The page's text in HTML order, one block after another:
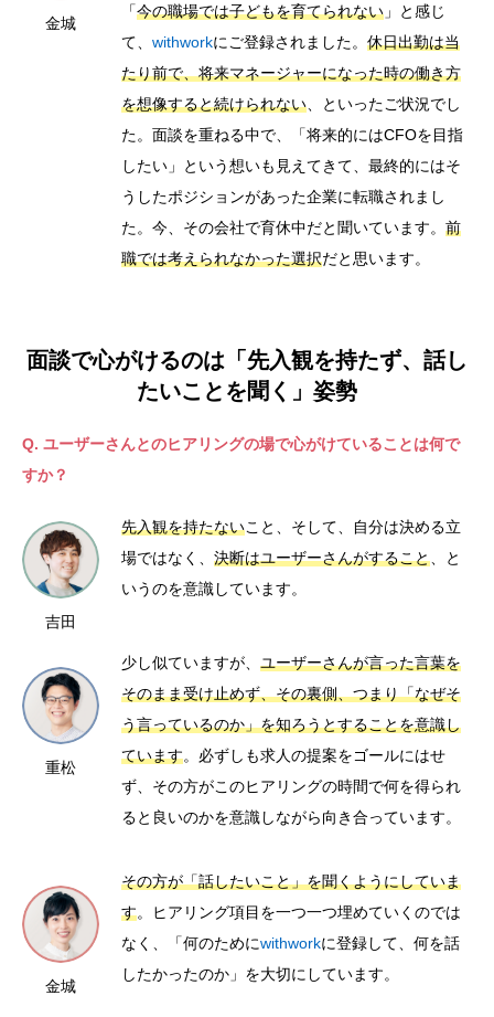
金城
「今の職場では子どもを育てられない 」と感じ
て、 withworkにご登録されました。 休日出勤は当
たり前で、将来マネージャーになった時の働き方
を想像すると続けられない 、といったご状況でし
た。面談を重ねる中で、「将来的にはCFOを目指
したい」という想いも見えてきて、最終的にはそ
うしたポジションがあった企業に転職されまし
た。今、その会社で育休中だと聞いています。 前
職では考えられなかった選択だと思います。
面談で心がけるのは「先入観を持たず、話し
たいことを聞く」姿勢
Q. ユーザーさんとのヒアリングの場で心がけていることは何で
すか？
吉田
先入観を持たないこと、そして、自分は決める立
場ではなく、 決断はユーザーさんがすること 、と
いうのを意識しています。
重松
少し似ていますが、 ユーザーさんが言った言葉を
そのまま受け止めず、その裏側、つまり「なぜそ
う言っているのか」を知ろうとすることを意識し
ています。必ずしも求人の提案をゴールにはせ
ず、その方がこのヒアリングの時間で何を得られ
ると良いのかを意識しながら向き合っています。
金城
その方が「話したいこと」を聞くようにしていま
す。ヒアリング項目を一つ一つ埋めていくのでは
なく、「何のためにwithworkに登録して、何を話
したかったのか」を大切にしています。